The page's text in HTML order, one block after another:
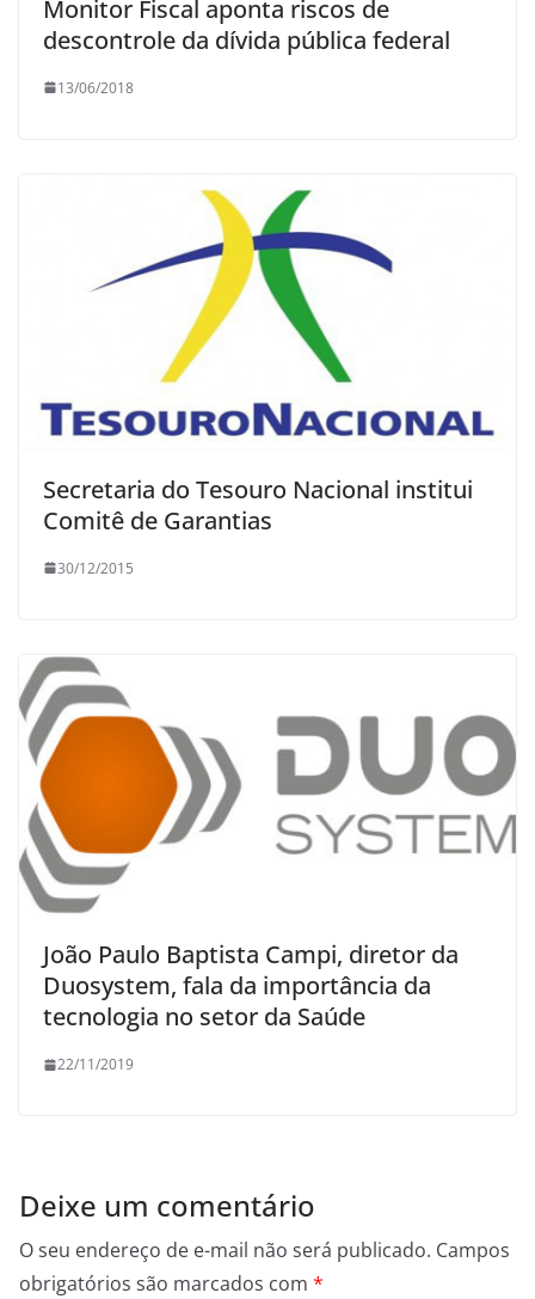
Monitor Fiscal aponta riscos de
descontrole da dívida pública federal
13/06/2018
Secretaria do Tesouro Nacional institui
Comitê de Garantias
30/12/2015
João Paulo Baptista Campi, diretor da
Duosystem, fala da importância da
tecnologia no setor da Saúde
22/11/2019
Deixe um comentário
O seu endereço de e-mail não será publicado. Campos
obrigatórios são marcados com *